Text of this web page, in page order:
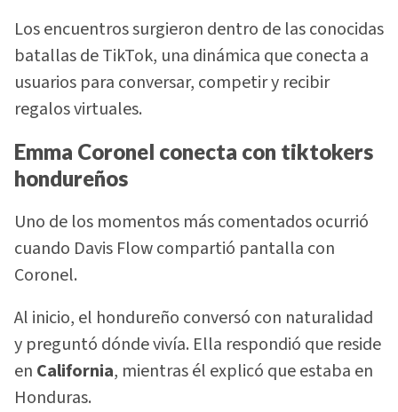
Los encuentros surgieron dentro de las conocidas
batallas de TikTok, una dinámica que conecta a
usuarios para conversar, competir y recibir
regalos virtuales.
Emma Coronel conecta con tiktokers
hondureños
Uno de los momentos más comentados ocurrió
cuando Davis Flow compartió pantalla con
Coronel.
Al inicio, el hondureño conversó con naturalidad
y preguntó dónde vivía. Ella respondió que reside
en California, mientras él explicó que estaba en
Honduras.